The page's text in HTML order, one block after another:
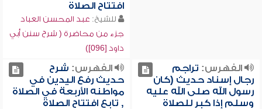
افتتاح الصلاة
للشيخ: عبد المحسن العباد
جزء من محاضرة ( شرح سنن أبي
داود [096])
الفهرس: تراجم
رجال إسناد حديث (كان
رسول الله صلى الله عليه
وسلم إذا كبر للصلاة
الفهرس: شرح
حديث رفع اليدين في
مواطنه الأربعة في الصلاة
, تابع افتتاح الصلاة